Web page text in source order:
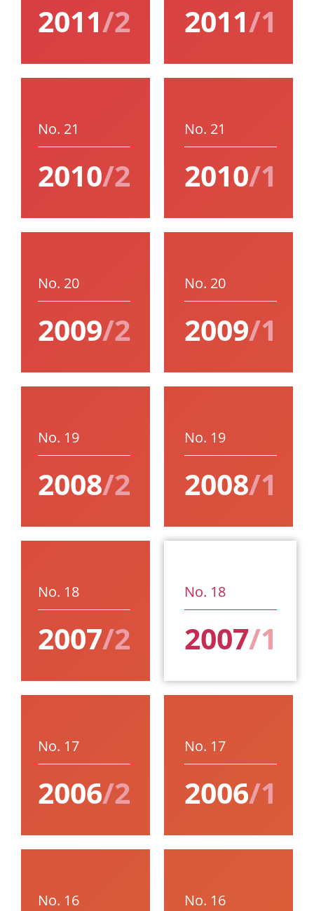
2011/2 2011/1
No. 21
2010/2
No. 21
2010/1
No. 20
2009/2
No. 20
2009/1
No. 19
2008/2
No. 19
2008/1
No. 18
2007/2
No. 18
2007/1
No. 17
2006/2
No. 17
2006/1
No. 16 No. 16